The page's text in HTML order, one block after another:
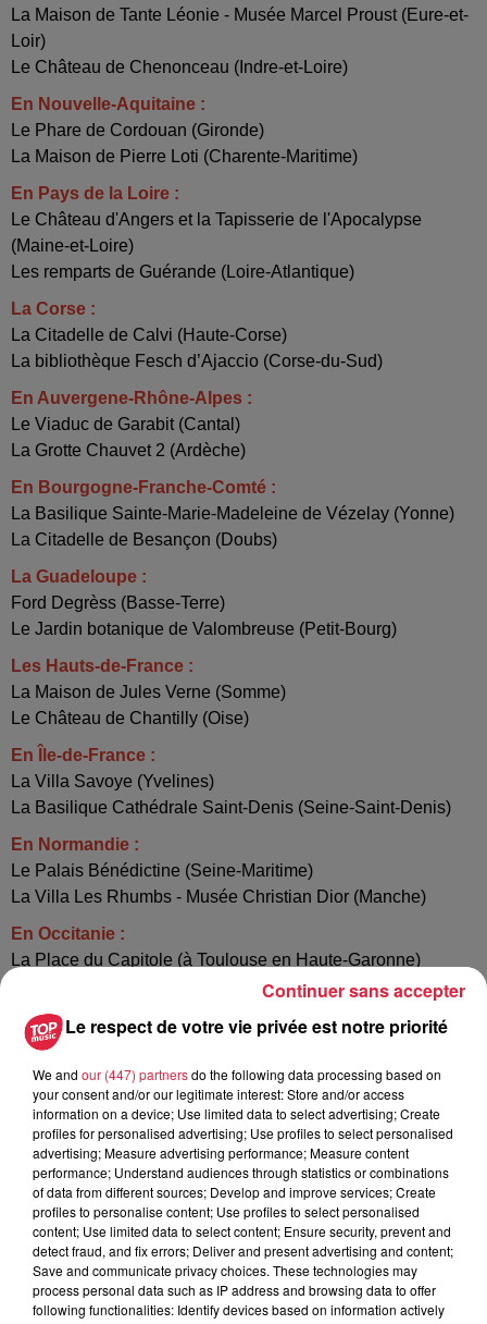
La Maison de Tante Léonie - Musée Marcel Proust (Eure-et-
Loir)
Le Château de Chenonceau (Indre-et-Loire)
En Nouvelle-Aquitaine :
Le Phare de Cordouan (Gironde)
La Maison de Pierre Loti (Charente-Maritime)
En Pays de la Loire :
Le Château d'Angers et la Tapisserie de l'Apocalypse
(Maine-et-Loire)
Les remparts de Guérande (Loire-Atlantique)
La Corse :
La Citadelle de Calvi (Haute-Corse)
La bibliothèque Fesch d’Ajaccio (Corse-du-Sud)
En Auvergene-Rhône-Alpes :
Le Viaduc de Garabit (Cantal)
La Grotte Chauvet 2 (Ardèche)
En Bourgogne-Franche-Comté :
La Basilique Sainte-Marie-Madeleine de Vézelay (Yonne)
La Citadelle de Besançon (Doubs)
La Guadeloupe :
Ford Degrèss (Basse-Terre)
Le Jardin botanique de Valombreuse (Petit-Bourg)
Les Hauts-de-France :
La Maison de Jules Verne (Somme)
Le Château de Chantilly (Oise)
En Île-de-France :
La Villa Savoye (Yvelines)
La Basilique Cathédrale Saint-Denis (Seine-Saint-Denis)
En Normandie :
Le Palais Bénédictine (Seine-Maritime)
La Villa Les Rhumbs - Musée Christian Dior (Manche)
En Occitanie :
La Place du Capitole (à Toulouse en Haute-Garonne)
L’Observatoire du Pic du Midi (Hautes-Pyrénées)
En Provence-Alpes-Côte d’Azur :
L’Amphithéâtre d’Arles (Bouches-du-Rhône)
La Villa Kérylos (Alpes-Maritimes)
Une fois les 14 représentants choisis, un second vote aura
lieu et Stéphane Bern dévoilera « le monument préféré des
Français 2025 » lors d’une émission à la rentrée sur France
Publié : 6 mai 2025 à 14h51 - Modifié : 30 octobre 2025 à
16h48
Le respect de votre vie privée est notre priorité
We and our (447) partnersdo the following data processing based on
your consent and/or our legitimate interest: Store and/or access
information on a device; Use limited data to select advertising; Create
profiles for personalised advertising; Use profiles to select personalised
advertising; Measure advertising performance; Measure content
performance; Understand audiences through statistics or combinations
of data from different sources; Develop and improve services; Create
profiles to personalise content; Use profiles to select personalised
content; Use limited data to select content; Ensure security, prevent and
detect fraud, and fix errors; Deliver and present advertising and content;
Save and communicate privacy choices. These technologies may
process personal data such as IP address and browsing data to offer
following functionalities: Identify devices based on information actively
Continuer sans accepter